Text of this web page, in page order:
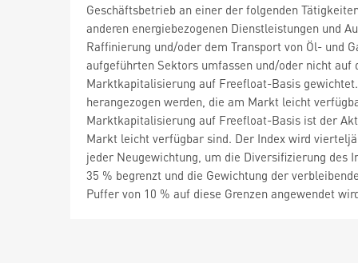
Geschäftsbetrieb an einer der folgenden
anderen energiebezogenen Dienstleistungen und
Raffinierung und/oder dem Transport von Öl- und
aufgeführten Sektors umfassen und/oder nicht
Marktkapitalisierung auf Freefloat-Basis
herangezogen werden, die am Markt leicht
Marktkapitalisierung auf Freefloat-Basis ist der
Markt leicht verfügbar sind. Der Index wird
jeder Neugewichtung, um die Diversifizierung des
35 % begrenzt und die Gewichtung der
Puffer von 10 % auf diese Grenzen angewendet